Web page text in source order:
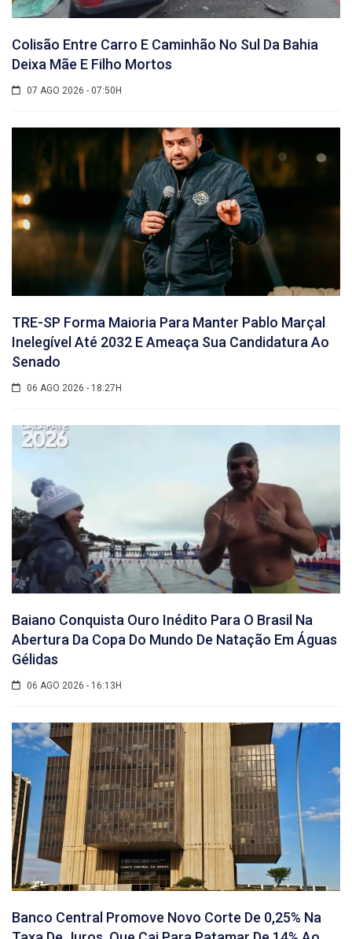
Colisão Entre Carro E Caminhão No Sul Da Bahia
Deixa Mãe E Filho Mortos
07 AGO 2026 - 07:50H
TRE-SP Forma Maioria Para Manter Pablo Marçal
Inelegível Até 2032 E Ameaça Sua Candidatura Ao
Senado
06 AGO 2026 - 18:27H
Baiano Conquista Ouro Inédito Para O Brasil Na
Abertura Da Copa Do Mundo De Natação Em Águas
Gélidas
06 AGO 2026 - 16:13H
Banco Central Promove Novo Corte De 0,25% Na